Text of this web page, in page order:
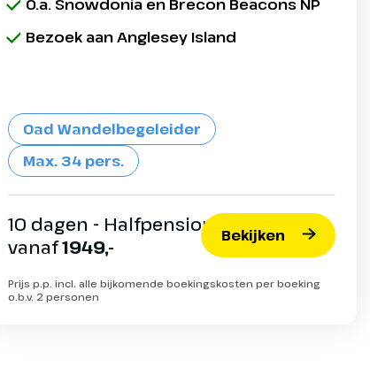
O.a. Snowdonia en Brecon Beacons NP
Bezoek aan Anglesey Island
Oad Wandelbegeleider
Max. 34 pers.
10 dagen - Halfpension
vanaf1949,- Bekijken
Prijs p.p. incl. alle bijkomende boekingskosten per boeking
o.b.v. 2 personen